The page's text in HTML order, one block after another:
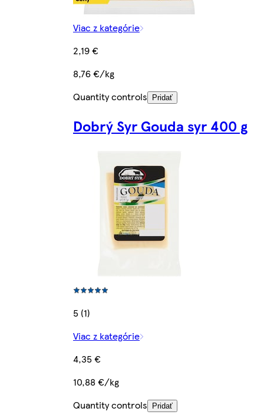
Viac z kategórie
2,19 €
8,76 €/kg
Quantity controls
Pridať
Dobrý Syr Gouda syr 400 g
5 (1)
Viac z kategórie
4,35 €
10,88 €/kg
Quantity controls
Pridať